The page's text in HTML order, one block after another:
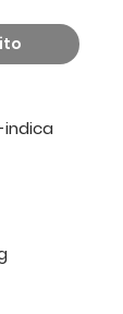
indica